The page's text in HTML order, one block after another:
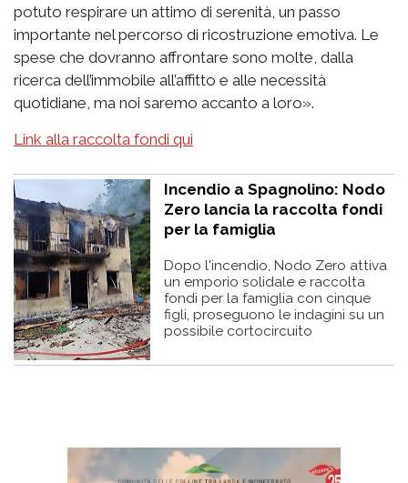
potuto respirare un attimo di serenità, un passo
importante nel percorso di ricostruzione emotiva. Le
spese che dovranno affrontare sono molte, dalla
ricerca dell’immobile all’affitto e alle necessità
quotidiane, ma noi saremo accanto a loro».
Link alla raccolta fondi qui
Incendio a Spagnolino: Nodo
Zero lancia la raccolta fondi
per la famiglia
Dopo l'incendio, Nodo Zero attiva
un emporio solidale e raccolta
fondi per la famiglia con cinque
figli, proseguono le indagini su un
possibile cortocircuito